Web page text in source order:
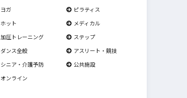
ヨガ
ピラティス
ホット
メディカル
加圧トレーニング
ステップ
ダンス全般
アスリート・競技
シニア・介護予防
公共施設
オンライン